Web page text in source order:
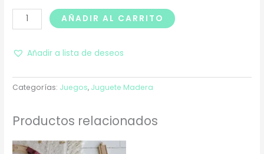
AÑADIR AL CARRITO
Añadir a lista de deseos
Categorías: Juegos, Juguete Madera
Productos relacionados